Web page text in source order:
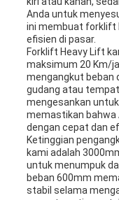
Anda untuk
ini membuat forklift
efisien di pasar.
Forklift Heavy Lift
maksimum 20 Km/
mengangkut beban
gudang atau
mengesankan
memastikan bahwa
dengan cepat dan
Ketinggian
kami adalah
untuk menumpuk
beban 600mm
stabil selama